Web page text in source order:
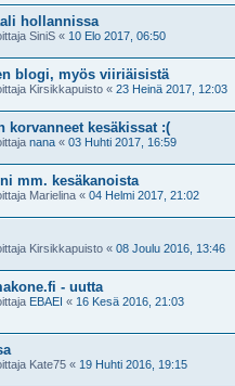
hollannissa
SiniS « 10 Elo 2017, 06:50
blogi, myös viiriäisistä
Kirsikkapuisto « 23 Heinä 2017, 12:03
korvanneet kesäkissat :(
nana « 03 Huhti 2017, 16:59
mm. kesäkanoista
Marielina « 04 Helmi 2017, 21:02
Kirsikkapuisto « 08 Joulu 2016, 13:46
- uutta
EBAEI « 16 Kesä 2016, 21:03
Kate75 « 19 Huhti 2016, 19:15